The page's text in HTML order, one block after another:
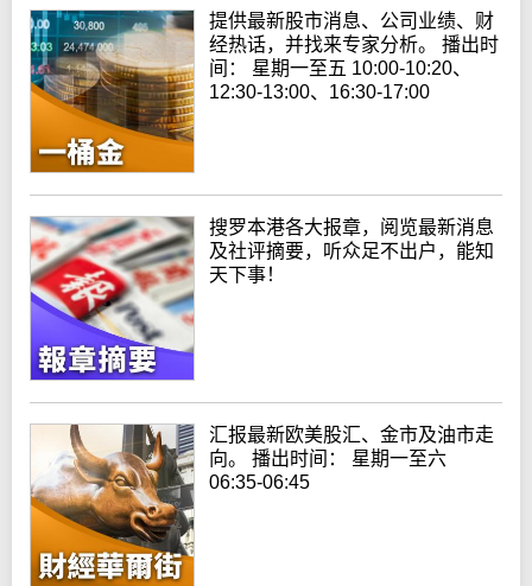
提供最新股市消息、公司业绩、财
经热话，并找来专家分析。 播出时
间： 星期一至五 10:00-10:20、
12:30-13:00、16:30-17:00
搜罗本港各大报章，阅览最新消息
及社评摘要，听众足不出户，能知
天下事！
汇报最新欧美股汇、金市及油市走
向。 播出时间： 星期一至六
06:35-06:45